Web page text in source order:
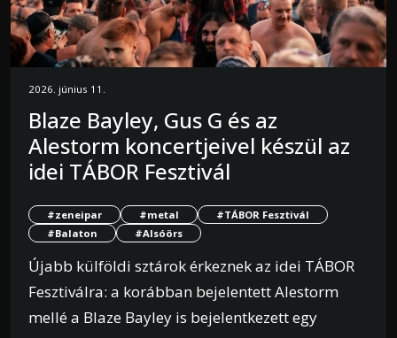
2026. június 11.
Blaze Bayley, Gus G és az
Alestorm koncertjeivel készül az
idei TÁBOR Fesztivál
#zeneipar #metal
#TÁBOR Fesztivál
#Balaton
#Alsóörs
Újabb külföldi sztárok érkeznek az idei TÁBOR
Fesztiválra: a korábban bejelentett Alestorm
mellé a Blaze Bayley is bejelentkezett egy